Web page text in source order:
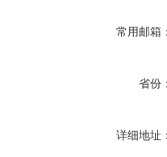
常用邮箱
省份
详细地址